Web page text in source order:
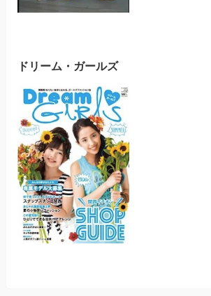
ドリーム・ガールズ